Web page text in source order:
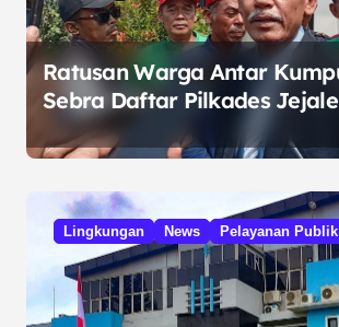
Ratusan Warga Antar
Sebra Daftar Pilkades
Jaya, Serukan Pemilu Damai
Lingkungan News Pelayanan Publik